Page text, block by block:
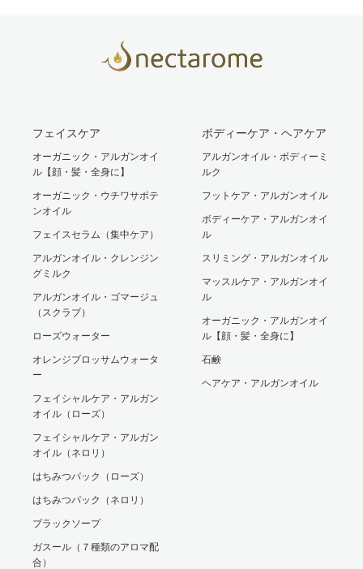
フェイスケア
オーガニック・アルガンオイ
ル【顔・髪・全身に】
オーガニック・ウチワサボテ
ンオイル
フェイスセラム（集中ケア）
アルガンオイル・クレンジン
グミルク
アルガンオイル・ゴマージュ
（スクラブ）
ローズウォーター
オレンジブロッサムウォータ
ー
フェイシャルケア・アルガン
オイル（ローズ）
フェイシャルケア・アルガン
オイル（ネロリ）
はちみつパック（ローズ）
はちみつパック（ネロリ）
ブラックソープ
ガスール（７種類のアロマ配
合）
ボディーケア・ヘアケア
アルガンオイル・ボディーミ
ルク
フットケア・アルガンオイル
ボディーケア・アルガンオイ
ル
スリミング・アルガンオイル
マッスルケア・アルガンオイ
ル
オーガニック・アルガンオイ
ル【顔・髪・全身に】
石鹸
ヘアケア・アルガンオイル